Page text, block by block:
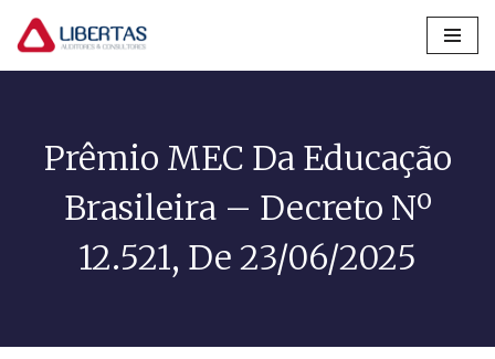
Pular
Prêmio MEC Da Educação
Brasileira – Decreto Nº
12.521, De 23/06/2025